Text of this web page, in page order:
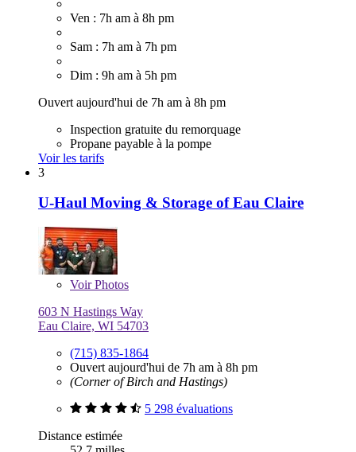
Ven : 7h am à 8h pm
Sam : 7h am à 7h pm
Dim : 9h am à 5h pm
Ouvert aujourd'hui de 7h am à 8h pm
Inspection gratuite du remorquage
Propane payable à la pompe
Voir les tarifs
3
U-Haul Moving & Storage of Eau Claire
VoirPhotos
603 N Hastings Way
Eau Claire, WI 54703
(715) 835-1864
Ouvert aujourd'hui de 7h am à 8h pm
(Corner of Birch and Hastings)
5 298 évaluations
Distance estimée